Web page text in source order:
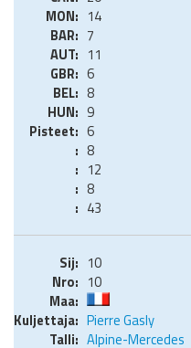
14
7
11
6
8
9
6
8
12
8
43
10
10
Pierre Gasly
Alpine-Mercedes